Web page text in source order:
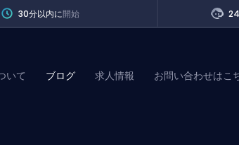
30分以内に開始
いて ブログ 求人情報 お問い合わせはこ